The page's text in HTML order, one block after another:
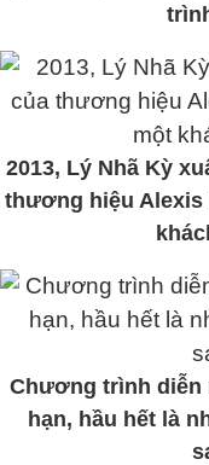
2013, Lý Nhã Kỳ
thương hiệu
Chương trình
hạn, hầu hết là